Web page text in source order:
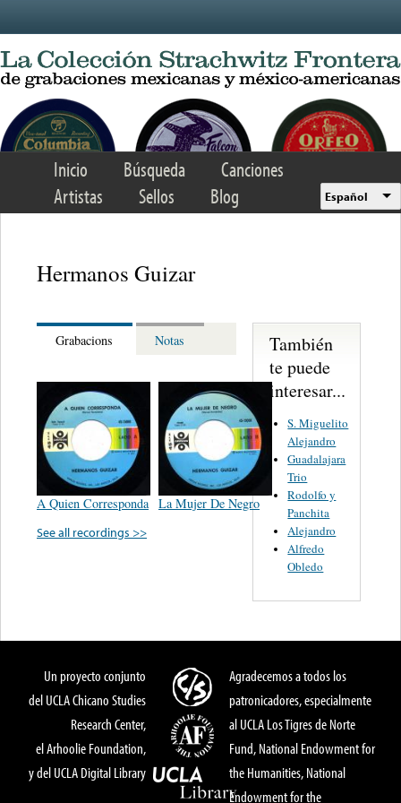
Inicio Búsqueda
Canciones
Artistas
Sellos Blog Español
Hermanos Guizar
Grabacions Notas
A Quien Corresponda La Mujer De Negro
See all recordings >>
También
te puede
interesar...
S. Miguelito
Alejandro
Guadalajara
Trio
Rodolfo y
Panchita
Alejandro
Alfredo
Obledo
Un proyecto conjunto
del UCLA Chicano Studies
Research Center,
el Arhoolie Foundation,
y del UCLA Digital Library
Agradecemos a todos los
patronicadores, especialmente
al UCLA Los Tigres de Norte
Fund, National Endowment for
the Humanities, National
Endowment for the